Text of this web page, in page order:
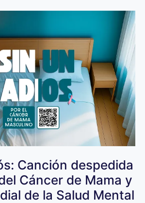
Canción despedida
Cáncer de Mama y
de la Salud Mental